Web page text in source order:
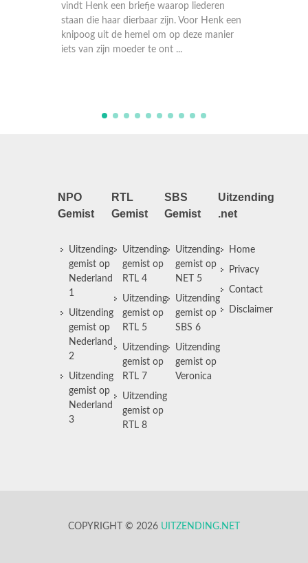
een briefje waarop liederen
haar dierbaar zijn. Voor Henk een
uit de hemel om op deze manier
zijn moeder te ont ...
terecht. Hij wordt steeds
verliest contact met mensen
Stap voor stap weet hij zijn
te vinden en op een ...
NPO
Gemist
Uitzending
gemist op
Nederland
1
Uitzending
gemist op
Nederland
2
Uitzending
gemist op
Nederland
3
RTL
Gemist
Uitzending
gemist op
RTL 4
Uitzending
gemist op
RTL 5
Uitzending
gemist op
RTL 7
Uitzending
gemist op
RTL 8
SBS
Gemist
Uitzending
gemist op
NET 5
Uitzending
gemist op
SBS 6
Uitzending
gemist op
Veronica
Uitzending
.net
Home
Privacy
Contact
Disclaimer
COPYRIGHT © 2026 UITZENDING.NET